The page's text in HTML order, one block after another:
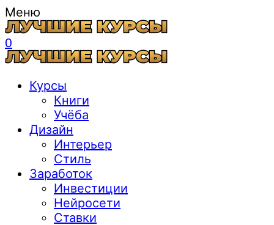
Меню
0
Курсы
Книги
Учёба
Дизайн
Интерьер
Стиль
Заработок
Инвестиции
Нейросети
Ставки